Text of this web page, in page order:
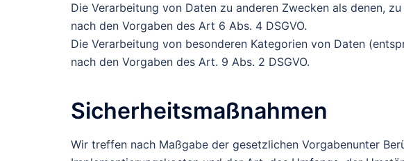
Die Verarbeitung von Daten zu anderen Zwecken als denen,
nach den Vorgaben des Art 6 Abs. 4 DSGVO.
Die Verarbeitung von besonderen Kategorien von Daten
nach den Vorgaben des Art. 9 Abs. 2 DSGVO.
Sicherheitsmaßnahmen
Wir treffen nach Maßgabe der gesetzlichen Vorgabenunter